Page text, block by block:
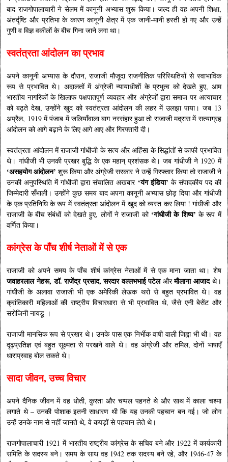
बाद राजगोपालाचारी ने सेलम में कानूनी अभ्यास शुरू किया। जल्द ही वह अपनी शिक्षा,
अंतर्दृष्टि और प्रतिभा के कारण कानूनी क्षेत्र में एक जानी-मानी हस्ती हो गए और उन्हें
गुणी व विज्ञ वकीलों के बीच गिना जाने लगा था।
स्वतंत्रता आंदोलन का प्रभाव
अपने कानूनी अभ्यास के दौरान, राजाजी मौजूदा राजनीतिक परिस्थितियों से स्वाभाविक
रूप से प्रभावित थे। अदालतों में अंग्रेजी न्यायाधीशों के प्रभुत्व को देखते हुए, आम
भारतीय नागरिकों के खिलाफ पक्षपातपूर्ण व्यवहार और अंग्रेजों द्वारा समाज पर अत्याचार
को बढ़ते देख, उन्होंने खुद को स्वतंत्रता आंदोलन की लहर में उलझा पाया। जब 13
अप्रैल, 1919 में पंजाब में जलियाँवाला बाग नरसंहार हुआ तो राजाजी मद्रास में सत्याग्रह
आंदोलन को आगे बढ़ाने के लिए आगे आए और गिरफ्तारी दी।
स्वतंत्रता आंदोलन में राजाजी गांधीजी के सत्य और अहिंसा के सिद्धांतों से काफी प्रभावित
थे। गांधीजी भी उनकी प्रखर बुद्धि के एक महान् प्रशंसक थे। जब गांधीजी ने 1920 में
‘असहयोग आंदोलन’ शुरू किया और अंग्रेजी सरकार ने उन्हें गिरफ्तार किया तो राजाजी ने
उनकी अनुपस्थिति में गांधीजी द्वारा संचालित अखबार ‘यंग इंडिया’ के संपादकीय पद की
जिम्मेदारी सँभाली। उन्होंने कुछ समय बाद अपना कानूनी अभ्यास छोड़ दिया और गांधीजी
के एक प्रतिनिधि के रूप में स्वतंत्रता आंदोलन में खुद को व्यस्त कर लिया ! गांधीजी और
राजाजी के बीच संबंधों को देखते हुए, लोगों ने राजाजी को ‘गांधीजी के शिष्य’ के रूप में
वर्णित किया।
कांग्रेस के पाँच शीर्ष नेताओं में से एक
राजाजी को अपने समय के पाँच शीर्ष कांग्रेस नेताओं में से एक माना जाता था। शेष
जवाहरलाल नेहरू, डॉ. राजेंद्र प्रसाद, सरदार वल्लभभाई पटेल औरमौलाना आजाद थे।
गांधीजी के अलावा राजाजी भी एक अमेरिकी लेखक थरो से बहुत प्रभावित थे। वह
क्रांतिकारी महिलाओं की राष्ट्रीय विचारधारा से भी प्रभावित थे, जैसे एनी बेसेंट और
सरोजिनी नायडू ।
राजाजी मानसिक रूप से प्रखर थे। उनके पास एक निर्भीक वाषी वाली जिह्वा भी थी। वह
दृढ़प्रतिज्ञ एवं बहुत सूक्ष्मता से परखने वाले थे। वह अंग्रेजी और तमिल, दोनों भाषाएँ
धाराप्रवाह बोल सकते थे।
सादा जीवन, उच्च विचार
अपने दैनिक जीवन में वह धोती, कुरता और चप्पल पहनते थे और साथ में काला चश्मा
लगाते थे – उनकी पोशाक इतनी साधारण थी कि यह उनकी पहचान बन गई। जो लोग
उन्हें उनके नाम से नहीं जानते थे, वे कपड़ों से पहचान लेते थे।
राजगोपालाचारी 1921 में भारतीय राष्ट्रीय कांग्रेस के सचिव बने और 1922 में कार्यकारी
समिति के सदस्य बने। समय के साथ वह 1942 तक सदस्य बने रहे, और 1946-47 के